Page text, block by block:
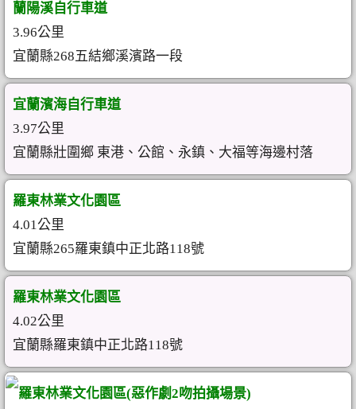
蘭陽溪自行車道
3.96公里
宜蘭縣268五結鄉溪濱路一段
宜蘭濱海自行車道
3.97公里
宜蘭縣壯圍鄉 東港、公館、永鎮、大福等海邊村落
羅東林業文化園區
4.01公里
宜蘭縣265羅東鎮中正北路118號
羅東林業文化園區
4.02公里
宜蘭縣羅東鎮中正北路118號
羅東林業文化園區(惡作劇2吻拍攝場景)